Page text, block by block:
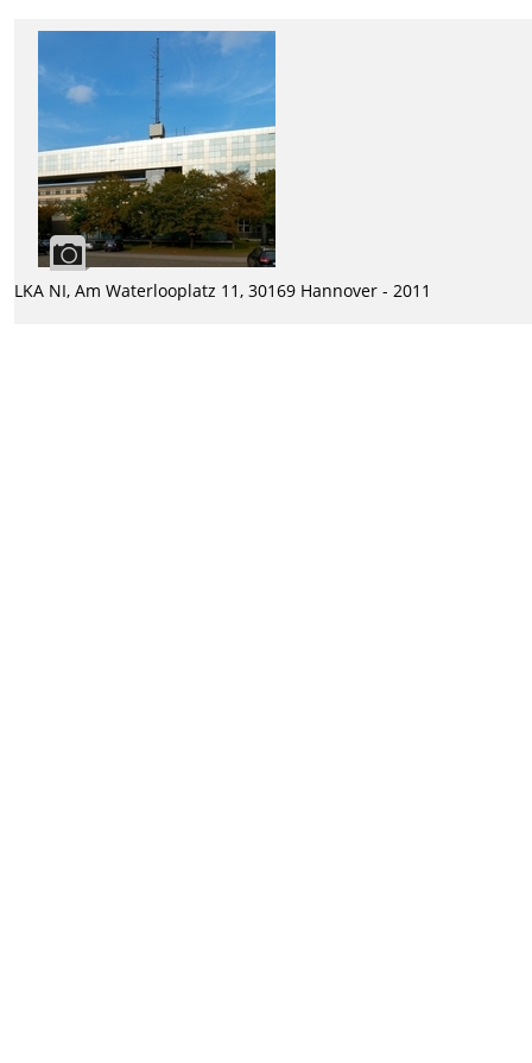
LKA NI, Am Waterlooplatz 11, 30169 Hannover - 2011